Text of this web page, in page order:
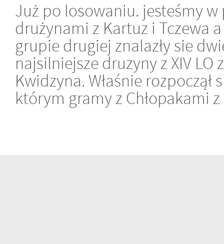
Już po losowaniu. jesteśmy
drużynami z Kartuz i Tczewa
grupie drugiej znalazły sie
najsilniejsze druzyny z XIV LO
Kwidzyna. Właśnie rozpoczął
którym gramy z Chłopakami